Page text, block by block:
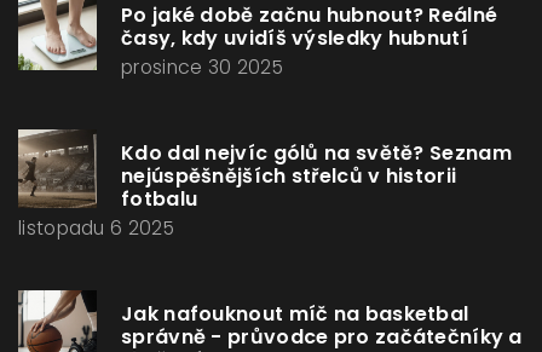
Po jaké době začnu hubnout? Reálné
časy, kdy uvidíš výsledky hubnutí
prosince 30 2025
Kdo dal nejvíc gólů na světě? Seznam
nejúspěšnějších střelců v historii
fotbalu
listopadu 6 2025
Jak nafouknout míč na basketbal
správně - průvodce pro začátečníky a